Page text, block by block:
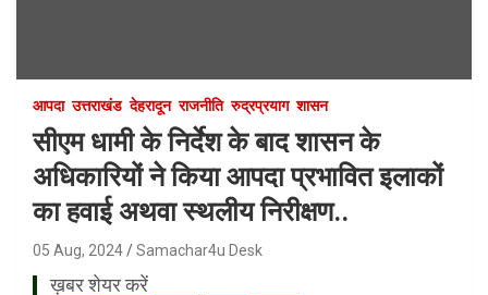
आपदा उत्तराखंड देहरादून राजनीति रुद्रप्रयाग शासन
सीएम धामी के निर्देश के बाद शासन के
अधिकारियों ने किया आपदा प्रभावित इलाकों
का हवाई अथवा स्थलीय निरीक्षण..
05 Aug, 2024 Samachar4u Desk
ख़बर शेयर करें